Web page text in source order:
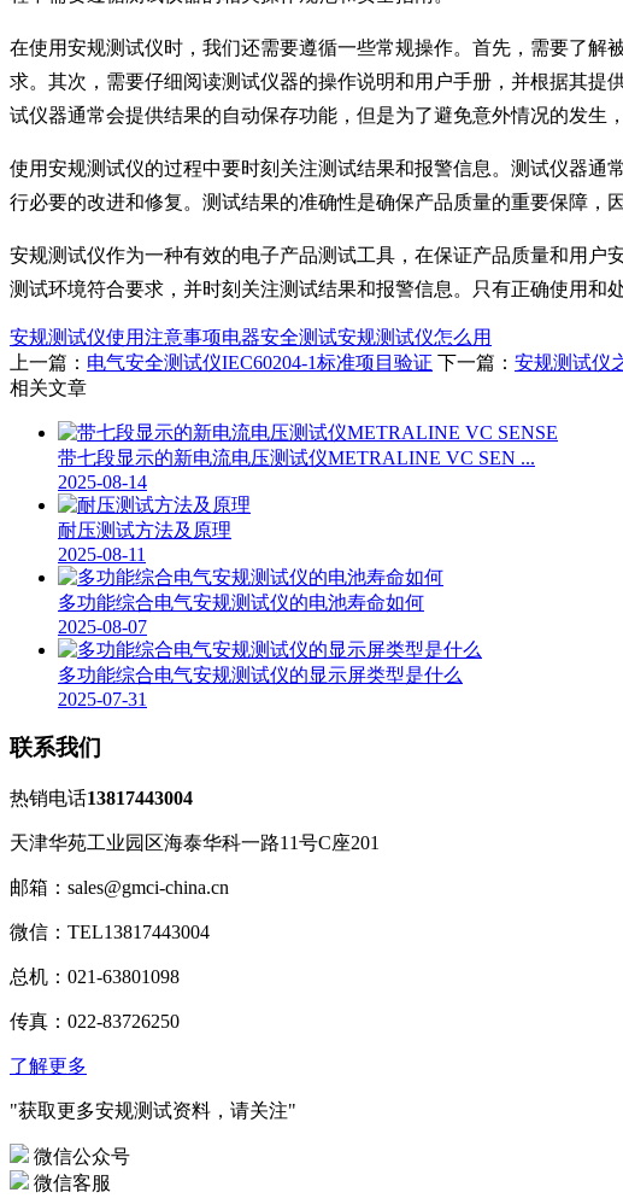
在使用安规测试仪时，我们还需要遵循一些常规操作。首先，需要了
求。其次，需要仔细阅读测试仪器的操作说明和用户手册，并根据其
试仪器通常会提供结果的自动保存功能，但是为了避免意外情况的发生
使用安规测试仪的过程中要时刻关注测试结果和报警信息。测试仪器
行必要的改进和修复。测试结果的准确性是确保产品质量的重要保障，
安规测试仪作为一种有效的电子产品测试工具，在保证产品质量和用
测试环境符合要求，并时刻关注测试结果和报警信息。只有正确使用和
安规测试仪使用注意事项电器安全测试安规测试仪怎么用
上一篇： 电气安全测试仪IEC60204-1标准项目验证 下一篇： 安规测试仪
相关文章
带七段显示的新电流电压测试仪METRALINE VC SEN ...
2025-08-14
耐压测试方法及原理
2025-08-11
多功能综合电气安规测试仪的电池寿命如何
2025-08-07
多功能综合电气安规测试仪的显示屏类型是什么
2025-07-31
联系我们
热销电话13817443004
天津华苑工业园区海泰华科一路11号C座201
邮箱：sales@gmci-china.cn
微信：TEL13817443004
总机：021-63801098
传真：022-83726250
了解更多
"获取更多安规测试资料，请关注"
微信公众号
微信客服